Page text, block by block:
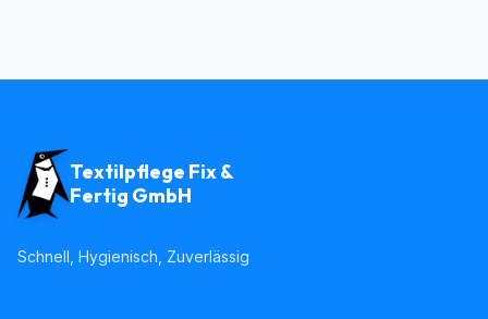
Textilpflege Fix &
Fertig GmbH
Schnell, Hygienisch, Zuverlässig